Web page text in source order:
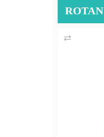
ROTAN